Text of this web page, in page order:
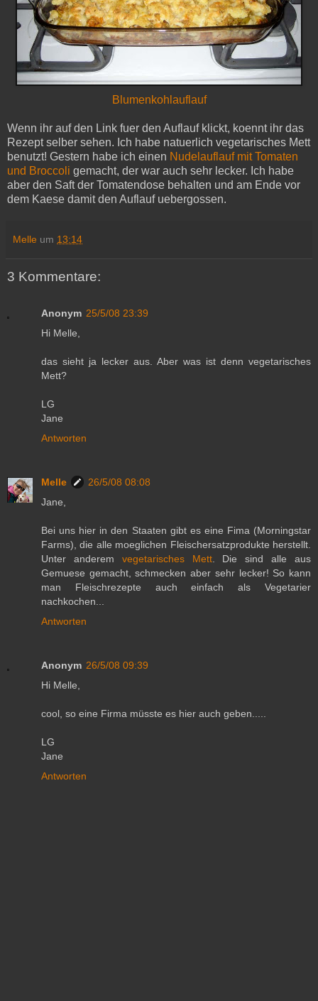
Blumenkohlauflauf
Wenn ihr auf den Link fuer den Auflauf klickt, koennt ihr das
Rezept selber sehen. Ich habe natuerlich vegetarisches Mett
benutzt! Gestern habe ich einen Nudelauflauf mit Tomaten
und Broccoli gemacht, der war auch sehr lecker. Ich habe
aber den Saft der Tomatendose behalten und am Ende vor
dem Kaese damit den Auflauf uebergossen.
Melle um 13:14
3 Kommentare:
Anonym 25/5/08 23:39
Hi Melle,
das sieht ja lecker aus. Aber was ist denn vegetarisches
Mett?
LG
Jane
Antworten
Melle
26/5/08 08:08
Jane,
Bei uns hier in den Staaten gibt es eine Fima (Morningstar
Farms), die alle moeglichen Fleischersatzprodukte herstellt.
Unter anderem vegetarisches Mett. Die sind alle aus
Gemuese gemacht, schmecken aber sehr lecker! So kann
man Fleischrezepte auch einfach als Vegetarier
nachkochen...
Antworten
Anonym 26/5/08 09:39
Hi Melle,
cool, so eine Firma müsste es hier auch geben.....
LG
Jane
Antworten